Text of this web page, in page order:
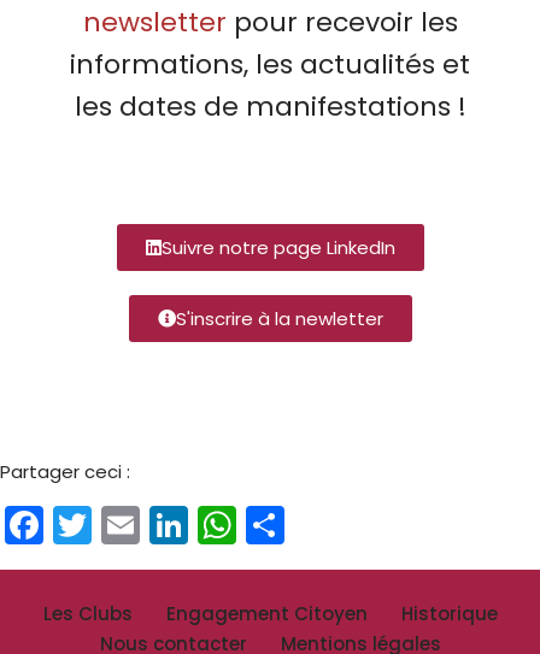
newsletter pour recevoir les
informations, les actualités et
les dates de manifestations !
Suivre notre page LinkedIn
S'inscrire à la newletter
Partager ceci :
Facebook
Twitter
EmailLinkedIn
WhatsApp
Les Clubs Engagement Citoyen
Historique
Nous contacter
Mentions légales